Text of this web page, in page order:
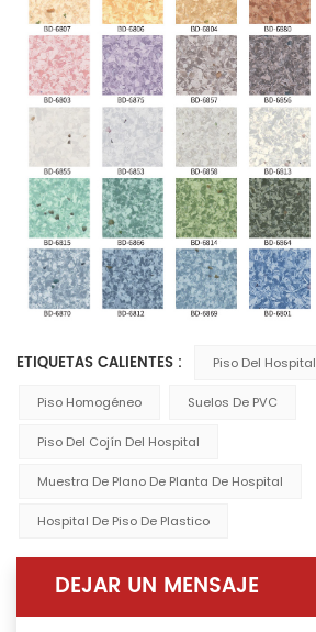
ETIQUETAS CALIENTES : Piso Del Hospital
Piso Homogéneo Suelos De PVC
Piso Del Cojín Del Hospital
Muestra De Plano De Planta De Hospital
Hospital De Piso De Plastico
DEJAR UN MENSAJE